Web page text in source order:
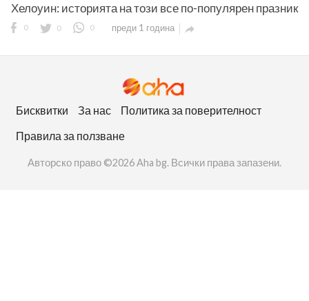
Хелоуин: историята на този все по-популярен празник
0 0 0 преди 1 година 
Бисквитки За нас
Политика за поверителност
Правила за ползване
Авторско право ©2026 Aha bg. Всички права запазени.